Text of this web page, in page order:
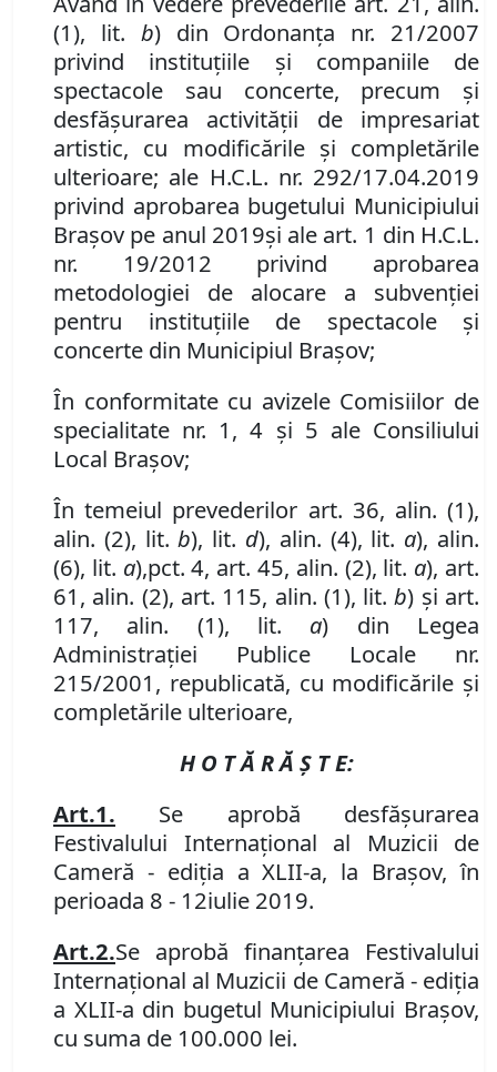
(1), lit. b) din Ordonanţa nr. 21/2007
privind instituţiile şi companiile de
spectacole sau concerte, precum şi
desfăşurarea activităţii de impresariat
artistic, cu modificările şi completările
ulterioare; ale H.C.L. nr. 292/17.04.2019
privind aprobarea bugetului Municipiului
Braşov pe anul 2019şi ale art. 1 din H.C.L.
nr. 19/2012 privind aprobarea
metodologiei de alocare a subvenţiei
pentru instituţiile de spectacole şi
concerte din Municipiul Braşov;
În conformitate cu avizele Comisiilor de
specialitate nr. 1, 4 și 5 ale Consiliului
Local Brașov;
În temeiul prevederilor art. 36, alin. (1),
alin. (2), lit.b), lit. d), alin. (4), lit. a), alin.
(6), lit. a),pct. 4, art. 45, alin. (2), lit. a), art.
61, alin. (2), art. 115, alin. (1), lit.b) şi art.
117, alin. (1), lit. a) din Legea
Administraţiei Publice Locale nr.
215/2001, republicată, cu modificările și
completările ulterioare,
H O T Ă R Ă Ş T E:
Art.1. Se aprobă desfăşurarea
Festivalului Internaţional al Muzicii de
Cameră -ediţia a XLII-a, la Braşov, în
perioada 8 - 12iulie 2019.
Art.2.Se aprobă finanţarea Festivalului
Internaţional al Muzicii de Cameră -ediţia
a XLII-a din bugetul Municipiului Braşov,
cu suma de 100.000 lei.